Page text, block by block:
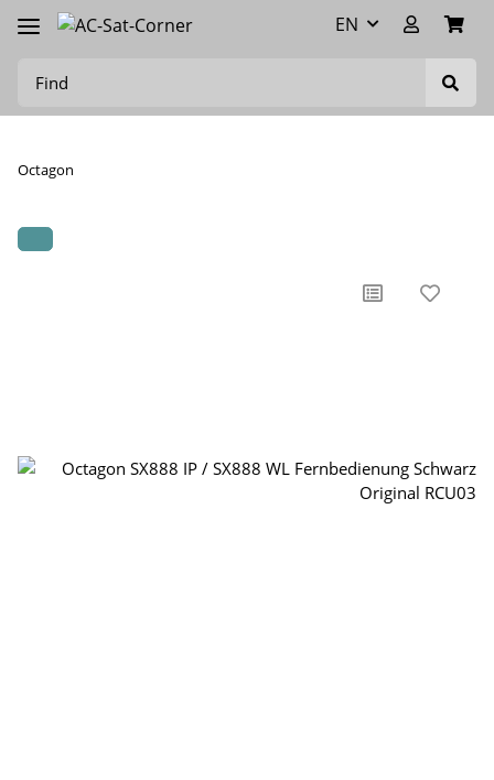
EN
Octagon